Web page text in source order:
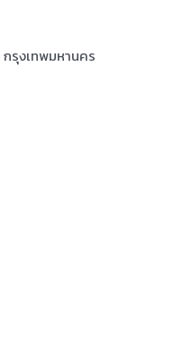
รุงเทพมหานคร